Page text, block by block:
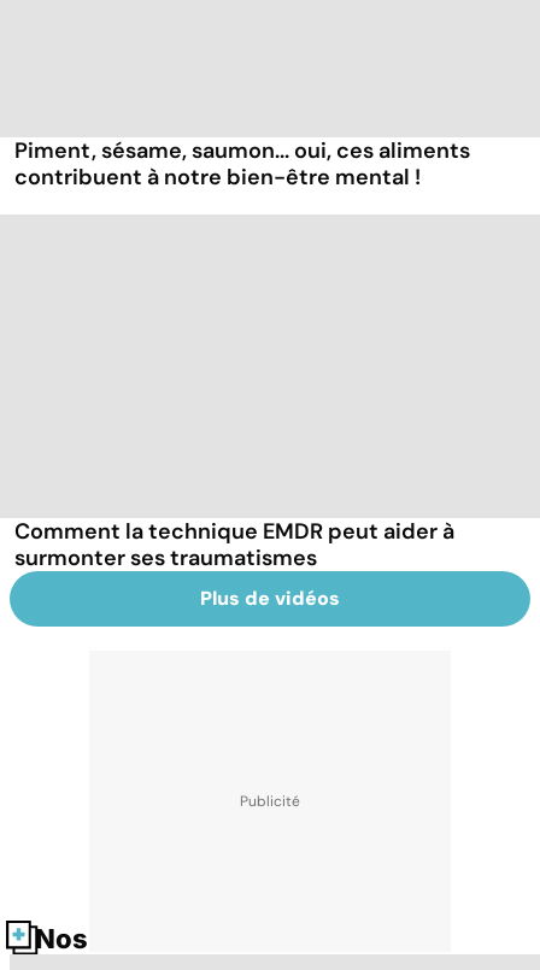
Piment, sésame, saumon... oui, ces aliments
contribuent à notre bien-être mental !
Comment la technique EMDR peut aider à
surmonter ses traumatismes
Plus de vidéos
Nos fiches santé